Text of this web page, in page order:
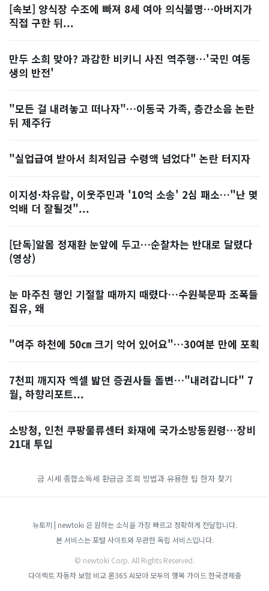
[속보] 양식장 수조에 빠져 8세 여아 의식불명…아버지가
직접 구한 뒤...
만두 소희 맞아? 과감한 비키니 사진 역주행…'국민 여동
생의 반전'
"모든 걸 내려놓고 떠나자"…이동국 가족, 층간소음 논란
뒤 제주行
"실업급여 받아서 최저임금 수령액 넘었다" 논란 터지자
이지성·차유람, 이웃주민과 '10억 소송' 2심 패소…"난 몇
억배 더 잘될것"...
[단독]알몸 정재환 눈앞에 두고…순찰차는 반대로 달렸다
(영상)
눈 마주친 행인 기절할 때까지 때렸다…수원북문파 조폭들
집유, 왜
"여주 하천에 50㎝ 크기 악어 있어요"…30여분 만에 포획
7천피 깨지자 엑셀 밟던 증권사들 돌변…"내려갑니다" 7
월, 하향리포트...
소방청, 인천 쿠팡물류센터 화재에 국가소방동원령…장비
21대 투입
금 시세 종합소득세 환급금 조회 방법과 유용한 팁 한자 찾기
뉴토끼 | newtoki 은 원하는 소식을 가장 빠르고 정확하게 전달합니다.
본 서비스는 포털 사이트와 무관한 독립 서비스입니다.
© newtoki Corp. All Rights Reserved.
다이렉트 자동차 보험 비교론365 AI모아 모두의 행복 가이드 한국경제줌